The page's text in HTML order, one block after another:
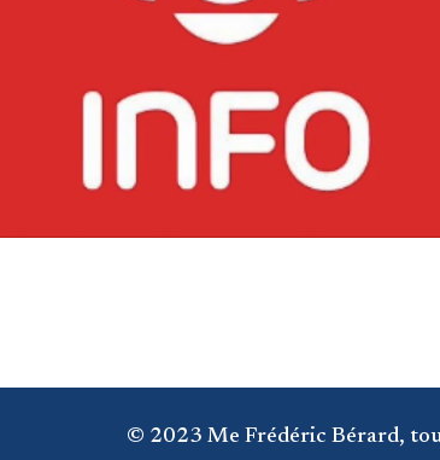
© 2023 Me Frédéric Bérard,